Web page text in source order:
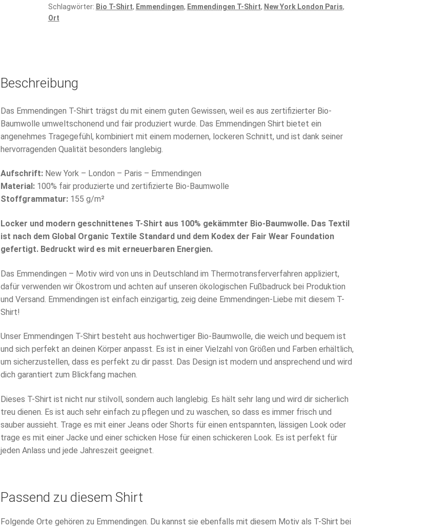
Schlagwörter: Bio T-Shirt, Emmendingen, Emmendingen T-Shirt, New York London Paris,
Ort
Beschreibung
Das Emmendingen T-Shirt trägst du mit einem guten Gewissen, weil es aus zertifizierter Bio-
Baumwolle umweltschonend und fair produziert wurde. Das Emmendingen Shirt bietet ein
angenehmes Tragegefühl, kombiniert mit einem modernen, lockeren Schnitt, und ist dank seiner
hervorragenden Qualität besonders langlebig.
Aufschrift: New York – London – Paris – Emmendingen
Material: 100% fair produzierte und zertifizierte Bio-Baumwolle
Stoffgrammatur: 155 g/m²
Locker und modern geschnittenes T-Shirt aus 100% gekämmter Bio-Baumwolle. Das Textil
ist nach dem Global Organic Textile Standard und dem Kodex der Fair Wear Foundation
gefertigt. Bedruckt wird es mit erneuerbaren Energien.
Das Emmendingen – Motiv wird von uns in Deutschland im Thermotransferverfahren appliziert,
dafür verwenden wir Ökostrom und achten auf unseren ökologischen Fußbadruck bei Produktion
und Versand. Emmendingen ist einfach einzigartig, zeig deine Emmendingen-Liebe mit diesem T-
Shirt!
Unser Emmendingen T-Shirt besteht aus hochwertiger Bio-Baumwolle, die weich und bequem ist
und sich perfekt an deinen Körper anpasst. Es ist in einer Vielzahl von Größen und Farben erhältlich,
um sicherzustellen, dass es perfekt zu dir passt. Das Design ist modern und ansprechend und wird
dich garantiert zum Blickfang machen.
Dieses T-Shirt ist nicht nur stilvoll, sondern auch langlebig. Es hält sehr lang und wird dir sicherlich
treu dienen. Es ist auch sehr einfach zu pflegen und zu waschen, so dass es immer frisch und
sauber aussieht. Trage es mit einer Jeans oder Shorts für einen entspannten, lässigen Look oder
trage es mit einer Jacke und einer schicken Hose für einen schickeren Look. Es ist perfekt für
jeden Anlass und jede Jahreszeit geeignet.
Passend zu diesem Shirt
Folgende Orte gehören zu Emmendingen. Du kannst sie ebenfalls mit diesem Motiv als T-Shirt bei